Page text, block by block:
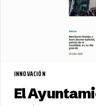
INNOVACIÓN
El